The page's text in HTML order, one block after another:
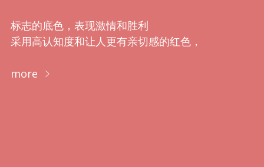
标志的底色，表现激情和胜利
采用高认知度和让人更有亲切感的红色，
more